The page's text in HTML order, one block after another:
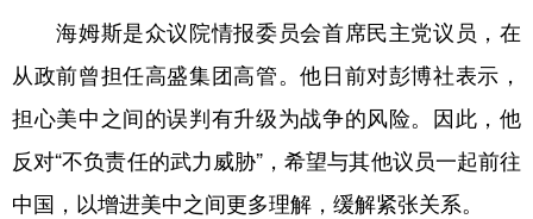
海姆斯是众议院情报委员会首席民主党议员，在
从政前曾担任高盛集团高管。他日前对彭博社表示，
担心美中之间的误判有升级为战争的风险。因此，他
反对“不负责任的武力威胁”，希望与其他议员一起前往
中国，以增进美中之间更多理解，缓解紧张关系。